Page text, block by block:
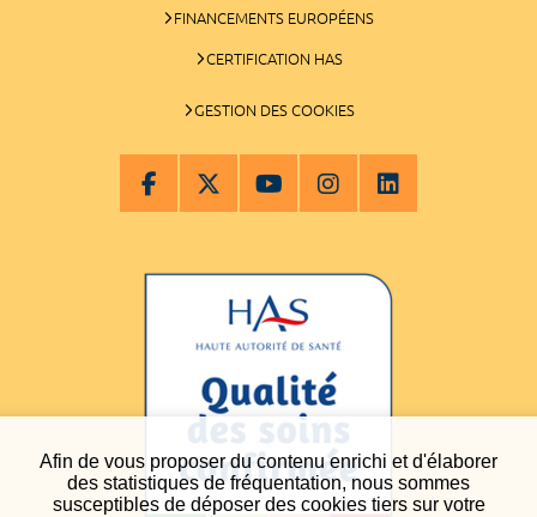
Afin de vous proposer du contenu enrichi et d'élaborer
des statistiques de fréquentation, nous sommes
susceptibles de déposer des cookies tiers sur votre
FINANCEMENTS EUROPÉENS
CERTIFICATION HAS
GESTION DES COOKIES